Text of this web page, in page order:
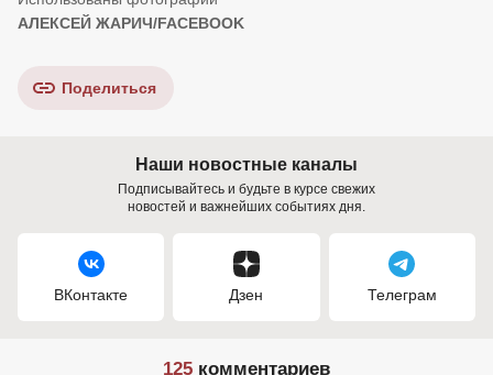
АЛЕКСЕЙ ЖАРИЧ/FACEBOOK
Поделиться
Наши новостные каналы
Подписывайтесь и будьте в курсе свежих
новостей и важнейших событиях дня.
ВКонтакте Дзен Телеграм
125 комментариев